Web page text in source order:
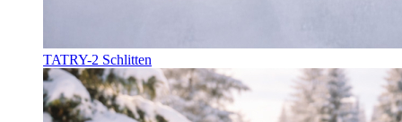
TATRY-2 Schlitten